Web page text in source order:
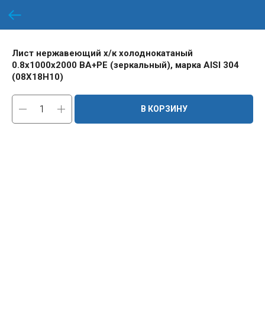
Лист нержавеющий х/к холоднокатаный
0.8х1000х2000 BA+PE (зеркальный), марка AISI 304
(08Х18Н10)
В КОРЗИНУ